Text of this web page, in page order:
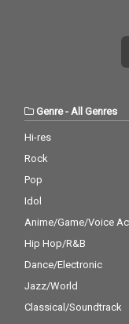
Genre-All Genres
Hi-res
Rock
Pop
Idol
Anime/Game/Voice
Hip Hop/R&B
Dance/Electronic
Jazz/World
Classical/Soundtrack